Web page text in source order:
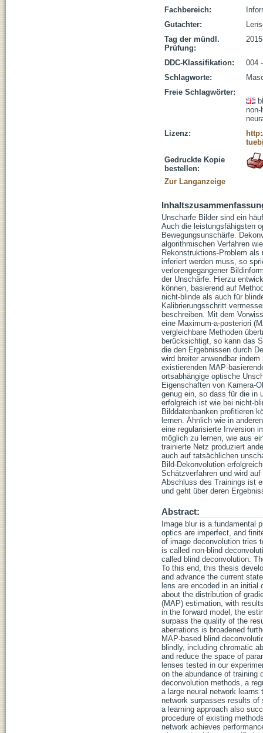
Fachbereich:
Gutachter:
Tag der mündl.
Prüfung:
DDC-Klassifikation:
004
Schlagworte:
Freie Schlagwörter:
non-
Lizenz:
Gedruckte Kopie
bestellen:
Zur Langanzeige
Unscharfe Bilder sind ein
Auch die leistungsfähigsten
Bewegungsunschärfe.
algorithmischen Verfahren
Rekonstruktions-Problem
inferiert werden muss, so
verlorengegangener
der Unschärfe. Hierzu
können, basierend auf
nicht-blinde als auch für
Kalibrierungsschritt
beschreiben. Mit dem
eine Maximum-a-posteriori
vergleichbare Methoden
berücksichtigt, so kann das
die den Ergebnissen durch
wird breiter anwendbar
existierenden MAP-
ortsabhängige optische
Eigenschaften von Kamera-
genug ein, so dass für die in
erfolgreich ist wie bei nicht-
Bilddatenbanken profitieren
lernen. Ähnlich wie in
eine regularisierte Inversion
möglich zu lernen, wie aus
trainierte Netz produziert
auch auf tatsächlichen
Bild-Dekonvolution
Schätzverfahren und wird
Abschluss des Trainings ist
und geht über deren
Abstract:
Image blur is a fundamental
optics are imperfect, and
of image deconvolution tries
is called non-blind
called blind deconvolution.
To this end, this thesis
and advance the current
lens are encoded in an
about the distribution of
(MAP) estimation, with
in the forward model, the
surpass the quality of the
aberrations is broadened
MAP-based blind
blindly, including chromatic
and reduce the space of
lenses tested in our
on the abundance of training
deconvolution methods, a
a large neural network
network surpasses results of
a learning approach also
procedure of existing
network achieves